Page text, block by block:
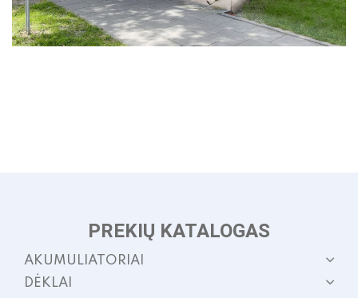
PREKIŲ KATALOGAS
AKUMULIATORIAI
DĖKLAI